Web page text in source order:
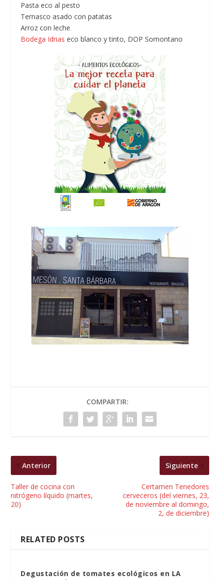
Pasta eco al pesto
Ternasco asado con patatas
Arroz con leche
Bodega Idrias eco blanco y tinto, DOP Somontano
COMPARTIR:
Anterior
Taller de cocina con
nitrógeno líquido (martes,
20)
Siguiente
Certamen Tenedores
cerveceros (del viernes, 23,
de noviembre al domingo,
2, de diciembre)
RELATED POSTS
Degustación de tomates ecológicos en LA